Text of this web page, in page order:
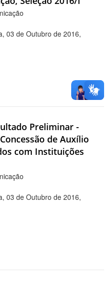
03 de Outubro de 2016,
Preliminar -
de Auxílio
com Instituições
03 de Outubro de 2016,